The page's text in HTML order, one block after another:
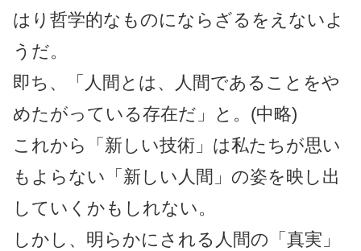
はり哲学的なものにならざるをえないよ
うだ。
即ち、「人間とは、人間であることをや
めたがっている存在だ」と。(中略)
これから「新しい技術」は私たちが思い
もよらない「新しい人間」の姿を映し出
していくかもしれない。
しかし、明らかにされる人間の「真実」